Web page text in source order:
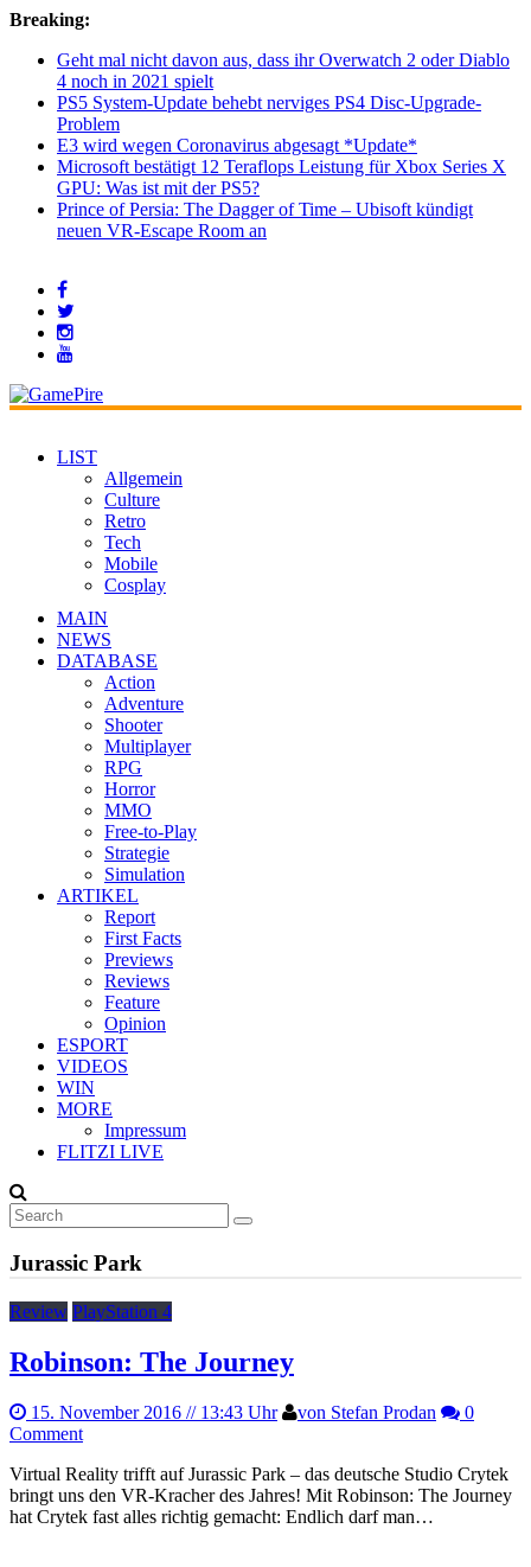
Breaking:
Geht mal nicht davon aus, dass ihr Overwatch 2 oder Diablo
4 noch in 2021 spielt
PS5 System-Update behebt nerviges PS4 Disc-Upgrade-
Problem
E3 wird wegen Coronavirus abgesagt *Update*
Microsoft bestätigt 12 Teraflops Leistung für Xbox Series X
GPU: Was ist mit der PS5?
Prince of Persia: The Dagger of Time – Ubisoft kündigt
neuen VR-Escape Room an
LIST
Allgemein
Culture
Retro
Tech
Mobile
Cosplay
MAIN
NEWS
DATABASE
Action
Adventure
Shooter
Multiplayer
RPG
Horror
MMO
Free-to-Play
Strategie
Simulation
ARTIKEL
Report
First Facts
Previews
Reviews
Feature
Opinion
ESPORT
VIDEOS
WIN
MORE
Impressum
FLITZI LIVE
Jurassic Park
Review PlayStation 4
Robinson: The Journey
15. November 2016 // 13:43 Uhr von Stefan Prodan
0
Comment
Virtual Reality trifft auf Jurassic Park – das deutsche Studio Crytek
bringt uns den VR-Kracher des Jahres! Mit Robinson: The Journey
hat Crytek fast alles richtig gemacht: Endlich darf man…